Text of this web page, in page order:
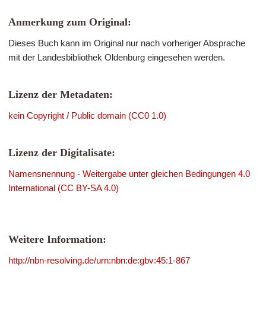
Anmerkung zum Original:
Dieses Buch kann im Original nur nach vorheriger Absprache
mit der Landesbibliothek Oldenburg eingesehen werden.
Lizenz der Metadaten:
kein Copyright / Public domain (CC0 1.0)
Lizenz der Digitalisate:
Namensnennung - Weitergabe unter gleichen Bedingungen 4.0
International (CC BY-SA 4.0)
Weitere Information:
http://nbn-resolving.de/urn:nbn:de:gbv:45:1-867